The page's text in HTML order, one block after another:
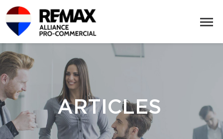
ARTICLES